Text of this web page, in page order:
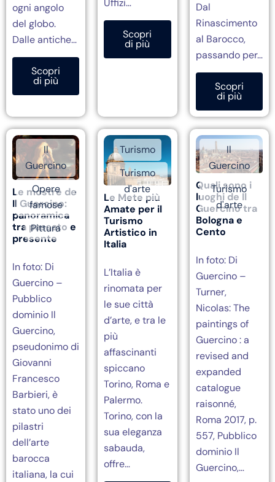
ogni angolo
del globo.
Dalle antiche…
Scopri
di più
Uffizi…
Scopri
di più
Dal
Rinascimento
al Barocco,
passando per…
Scopri
di più
Il
Guercino
Opere
famose
Pittura
Le mostre de
Il Guercino:
panoramica
tra passato e
presente
In foto: Di
Guercino –
Pubblico
dominio Il
Guercino,
pseudonimo di
Giovanni
Francesco
Barbieri, è
stato uno dei
pilastri
dell’arte
barocca
italiana, la cui
Turismo
Turismo
d'arte
Le Mete più
Amate per il
Turismo
Artistico in
Italia
L’Italia è
rinomata per
le sue città
d’arte, e tra le
più
affascinanti
spiccano
Torino, Roma e
Palermo.
Torino, con la
sua eleganza
sabauda,
offre…
Il
Guercino
Turismo
d'arte
Quali sono i
luoghi de Il
Guercino tra
Bologna e
Cento
In foto: Di
Guercino –
Turner,
Nicolas: The
paintings of
Guercino : a
revised and
expanded
catalogue
raisonné,
Roma 2017, p.
557, Pubblico
dominio Il
Guercino,…